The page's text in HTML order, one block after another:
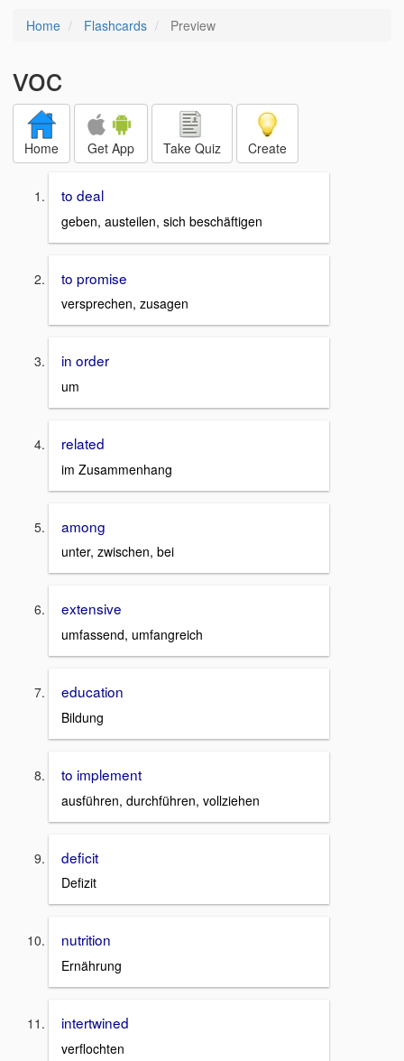
Home Flashcards Preview
voc
Home Get App Take Quiz Create
to deal
geben, austeilen, sich beschäftigen
to promise
versprechen, zusagen
in order
um
related
im Zusammenhang
among
unter, zwischen, bei
extensive
umfassend, umfangreich
education
Bildung
to implement
ausführen, durchführen, vollziehen
deficit
Defizit
nutrition
Ernährung
intertwined
verflochten